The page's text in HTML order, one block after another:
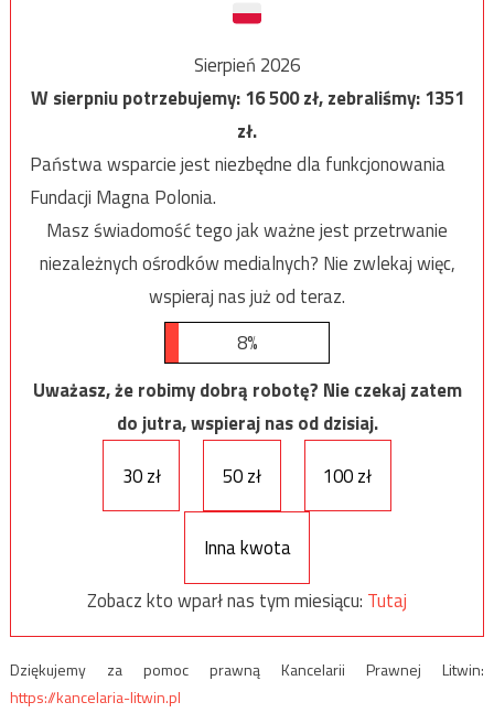
Sierpień 2026
W sierpniu potrzebujemy:16 500zł, zebraliśmy:1351
zł.
Państwa wsparcie jest niezbędne dla funkcjonowania
Fundacji Magna Polonia.
Masz świadomość tego jak ważne jest przetrwanie
niezależnych ośrodków medialnych? Nie zwlekaj więc,
wspieraj nas już od teraz.
8%
Uważasz, że robimy dobrą robotę? Nie czekaj zatem
do jutra, wspieraj nas od dzisiaj.
30 zł
50 zł 100 zł
Inna kwota
Zobacz kto wparł nas tym miesiącu: Tutaj
Dziękujemy za pomoc prawną Kancelarii Prawnej Litwin:
https://kancelaria-litwin.pl